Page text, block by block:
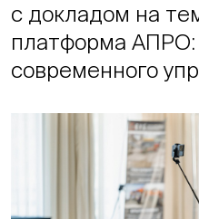
с докладом на
платформа
современного